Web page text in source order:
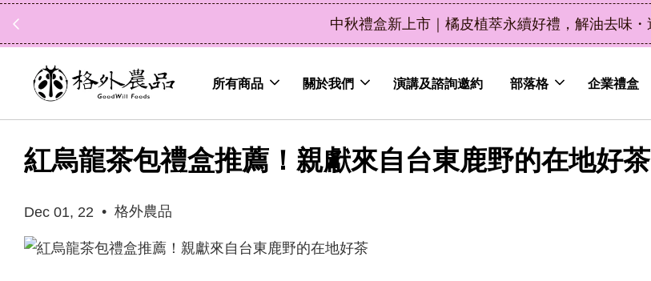
中秋禮盒新上市｜橘皮植萃永續好禮，解油去味・送禮自用兩相宜
所有商品 關於我們 演講及諮詢邀約 部落格 企業禮盒
紅烏龍茶包禮盒推薦！親獻來自台東鹿野的在地好茶
Dec 01, 22 • 格外農品